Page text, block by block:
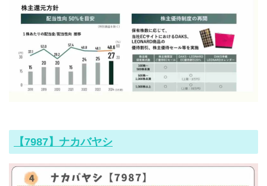
【7987】ナカバヤシ